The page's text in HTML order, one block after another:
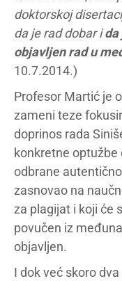
doktorskoj
da je rad dobar ida
objavljen rad u
10.7.2014.)
Profesor Martić je
zameni teze
doprinos rada
konkretne
odbrane
zasnovao na
za plagijat i koji će
povučen iz
objavljen.
I dok već skoro